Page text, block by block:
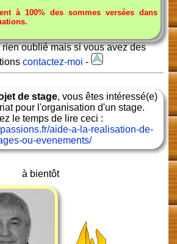
à 100% des sommes versées dans
oublié mais si vous avez des
contactez-moi -
de stage, vous êtes intéressé(e)
pour l'organisation d'un stage.
le temps de lire ceci :
aide-a-la-realisation-de-
ou-evenements/
à bientôt